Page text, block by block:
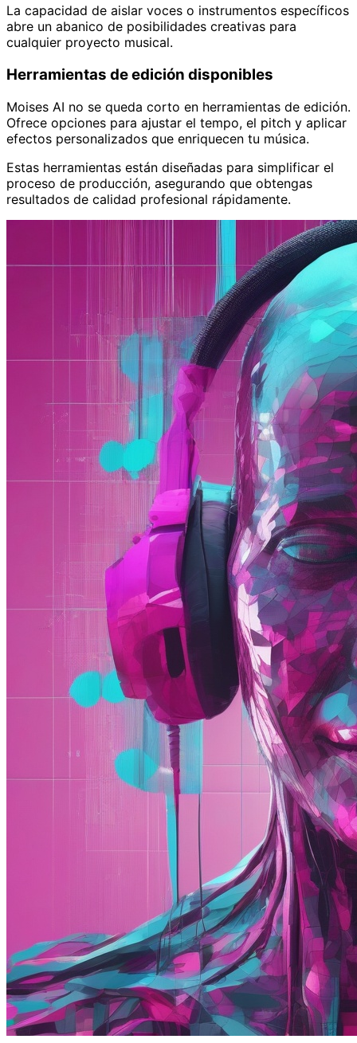
La capacidad de aislar voces o instrumentos específicos
abre un abanico de posibilidades creativas para
cualquier proyecto musical.
Herramientas de edición disponibles
Moises AI no se queda corto en herramientas de edición.
Ofrece opciones para ajustar el tempo, el pitch y aplicar
efectos personalizados que enriquecen tu música.
Estas herramientas están diseñadas para simplificar el
proceso de producción, asegurando que obtengas
resultados de calidad profesional rápidamente.